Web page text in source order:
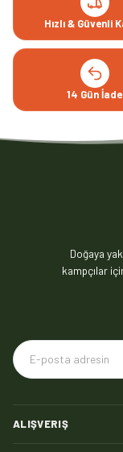
Hızlı & Güvenli
14 Gün İade
Doğaya
kampçılar
ALIŞVERIŞ